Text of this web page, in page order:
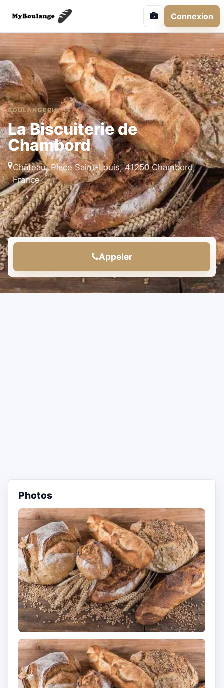
Connexion
BOULANGERIE
La Biscuiterie de
Chambord
Château, Place Saint-Louis, 41250 Chambord,
France
Appeler
Photos